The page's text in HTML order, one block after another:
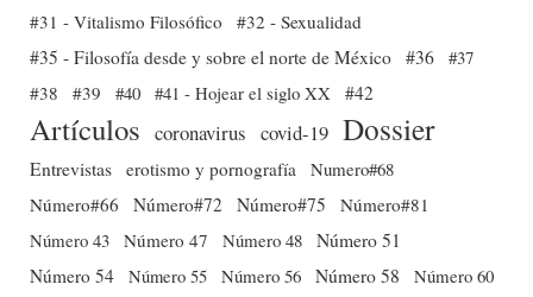
#31 - Vitalismo Filosófico
#32 - Sexualidad
#35 - Filosofía desde y sobre el norte de México #36 #37
#38
#39 #40 #41 - Hojear el siglo XX #42
Artículos coronavirus covid-19 Dossier
Entrevistas erotismo y pornografía Numero#68
Número#66
Número#72 Número#75
Número#81
Número 43 Número 47 Número 48 Número 51
Número 54 Número 55 Número 56 Número 58
Número 60